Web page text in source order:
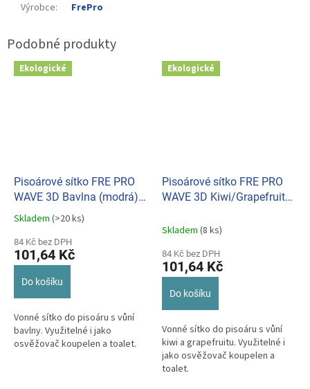
Výrobce: FrePro
Ekologické
Pisoárové sítko FRE PRO
WAVE 3D Bavlna (modrá)
013006
Průměrné
produktu
je
5
hvězdiček.
Skladem (>20 ks)
84 Kč bez DPH
101,64 Kč
Do košíku
Vonné sítko do pisoáru s vůní
bavlny. Využitelné i jako
osvěžovač koupelen a toalet.
Ekologické
Pisoárové sítko FRE PRO
WAVE 3D Kiwi/Grapefruit
Skladem (8 ks)
84 Kč bez DPH
101,64 Kč
Do košíku
Vonné sítko do pisoáru s vůní
kiwi a grapefruitu. Využitelné i
jako osvěžovač koupelen a
toalet.